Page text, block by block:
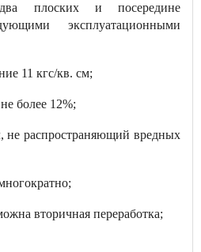
плоских и посередине
эксплуатационными
11 кгс/кв. см;
более 12%;
не распространяющий вредных
вторичная переработка;